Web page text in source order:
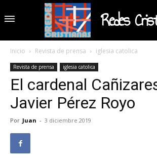
Redes
Inicio Revista de prensa iglesia catolica
Revista de prensa iglesia catolica
El cardenal
Javier Pérez Royo
Por Juan - 3 diciembre 2019